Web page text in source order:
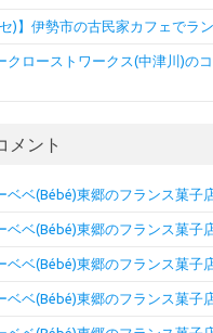
セ)】伊勢市の古民家カフェでラ
クローストワークス(中津川)の
メント
ベベ(Bébé)東郷のフランス菓子
ベベ(Bébé)東郷のフランス菓子
ベベ(Bébé)東郷のフランス菓子
ベベ(Bébé)東郷のフランス菓子